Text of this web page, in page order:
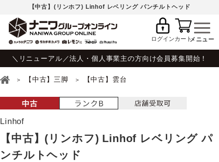
【中古】(リンホフ) Linhof レベリング パンチルトヘッド
ログインカート
＼リニューアル／法人・個人事業主の方向け会員募集開始！
【中古】三脚 【中古】雲台
Linhof
【中古】(リンホフ) Linhof レベリング パ
ンチルトヘッド